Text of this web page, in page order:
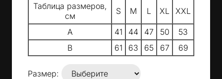
Таблица размеров,
см
S M L XL XXL
A 41 44 47 50
53
B
61 63 65 67 69
Размер: